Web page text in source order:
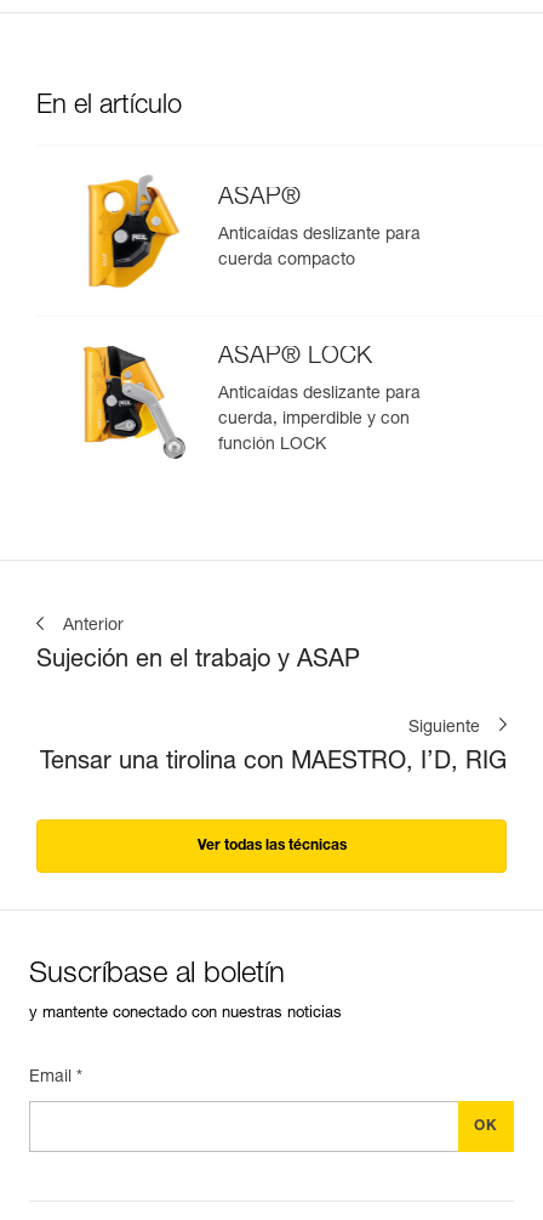
En el artículo
ASAP®
Anticaídas deslizante para
cuerda compacto
ASAP® LOCK
Anticaídas deslizante para
cuerda, imperdible y con
función LOCK
Anterior
Sujeción en el trabajo y ASAP
Siguiente
Tensar una tirolina con MAESTRO, I’D, RIG
Ver todas las técnicas
Suscríbase al boletín
y mantente conectado con nuestras noticias
Email *